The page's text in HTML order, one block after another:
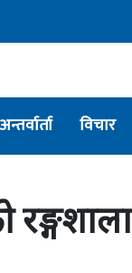
अन्तर्वार्ता विचार
रङ्गशाला